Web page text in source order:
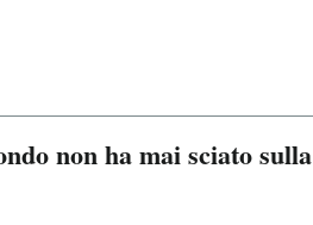
non ha mai sciato sulla